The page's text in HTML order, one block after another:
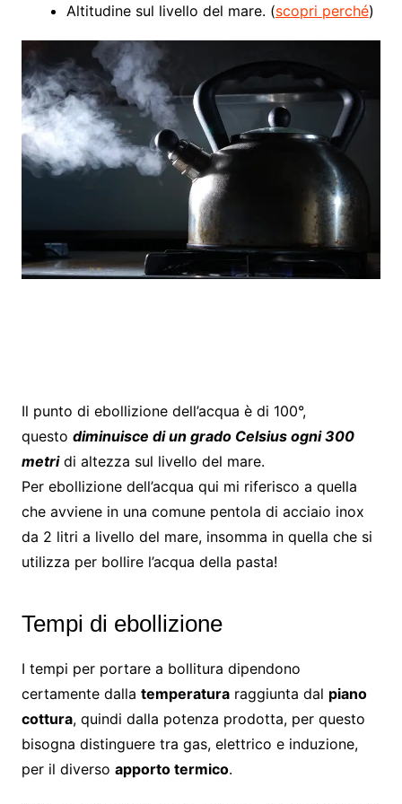
Altitudine sul livello del mare. (scopri perché)
Il punto di ebollizione dell’acqua è di 100°,
questo diminuisce di un grado Celsius ogni 300
metridi altezza sul livello del mare.
Per ebollizione dell’acqua qui mi riferisco a quella
che avviene in una comune pentola di acciaio inox
da 2 litri a livello del mare, insomma in quella che si
utilizza per bollire l’acqua della pasta!
Tempi di ebollizione
I tempi per portare a bollitura dipendono
certamente dalla temperaturaraggiunta dal piano
cottura, quindi dalla potenza prodotta, per questo
bisogna distinguere tra gas, elettrico e induzione,
per il diverso apporto termico.